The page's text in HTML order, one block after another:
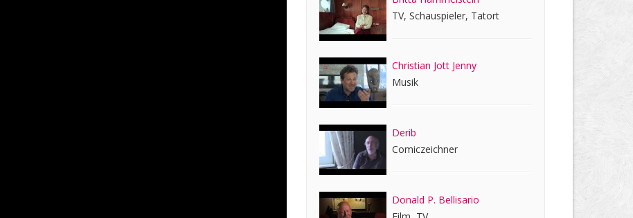
TV, Schauspieler, Tatort
Christian Jott Jenny
Musik
Derib
Comiczeichner
Donald P. Bellisario